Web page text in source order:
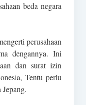
beda negara
perusahaan
dengannya. Ini
dan surat izin
Tentu perlu